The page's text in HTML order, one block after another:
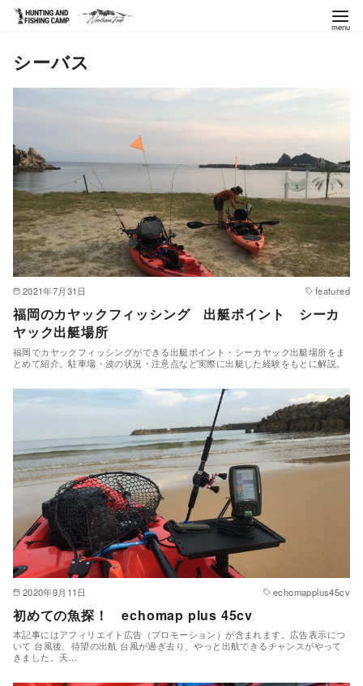
シーバス
2021年7月31日 featured
福岡のカヤックフィッシング 出艇ポイント シーカ
ヤック出艇場所
福岡でカヤックフィッシングができる出艇ポイント・シーカヤック出艇場所をま
とめて紹介。駐車場・波の状況・注意点など実際に出艇した経験をもとに解説。
2020年9月11日 echomapplus45cv
初めての魚探！ echomap plus 45cv
本記事にはアフィリエイト広告（プロモーション）が含まれます。広告表示につ
いて 台風後、待望の出航 台風が過ぎ去り、やっと出航できるチャンスがやって
きました。天…